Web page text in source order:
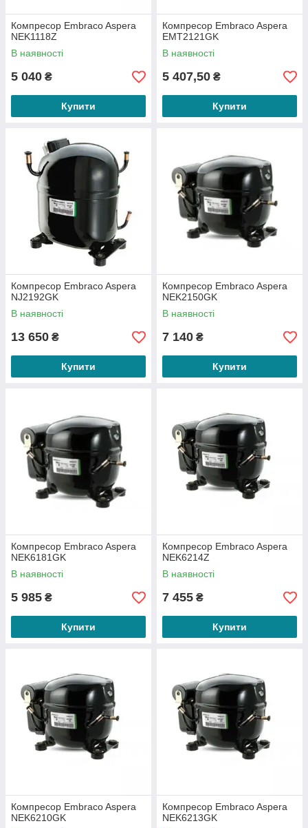
Компресор Embraco Aspera
NEK1118Z
В наявності
5 040 ₴
Купити
Компресор Embraco Aspera
EMT2121GK
В наявності
5 407,50 ₴
Купити
Компресор Embraco Aspera
NJ2192GK
В наявності
13 650 ₴
Купити
Компресор Embraco Aspera
NEK2150GK
В наявності
7 140 ₴
Купити
Компресор Embraco Aspera
NEK6181GK
В наявності
5 985 ₴
Купити
Компресор Embraco Aspera
NEK6214Z
В наявності
7 455 ₴
Купити
Компресор Embraco Aspera
NEK6210GK
Компресор Embraco Aspera
NEK6213GK